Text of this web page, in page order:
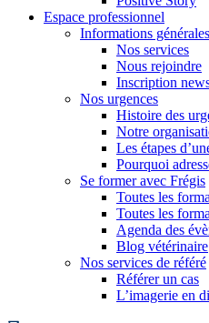
Espace professionnel
Informations générales
Nos services
Nous rejoindre
Inscription
Nos urgences
Histoire des
Notre
Les étapes
Pourquoi
Se former avec Frégis
Toutes les
Toutes les
Agenda des
Blog vétérinaire
Nos services de référé
Référer un cas
L’imagerie en